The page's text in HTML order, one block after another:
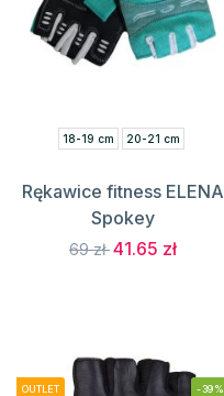
18-19 cm 20-21 cm
Rękawice fitness ELENA
Spokey
69 zł41.65 zł
OUTLET -39%